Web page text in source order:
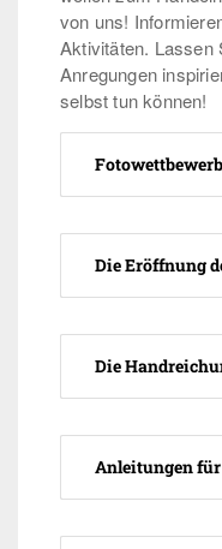
von uns!
Aktivitäten. Lassen
Anregungen
selbst tun können!
Fotowettbewerb
Die Eröffnung
Die
Anleitungen